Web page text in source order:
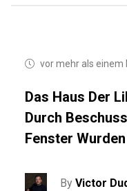
vor mehr als einem
Das Haus Der
Durch
Fenster
ByVictor